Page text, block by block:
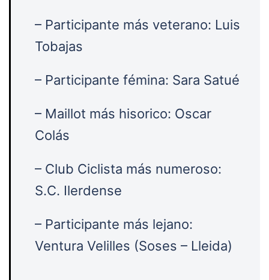
– Participante más veterano: Luis
Tobajas
– Participante fémina: Sara Satué
– Maillot más hisorico: Oscar
Colás
– Club Ciclista más numeroso:
S.C. Ilerdense
– Participante más lejano:
Ventura Velilles (Soses – Lleida)